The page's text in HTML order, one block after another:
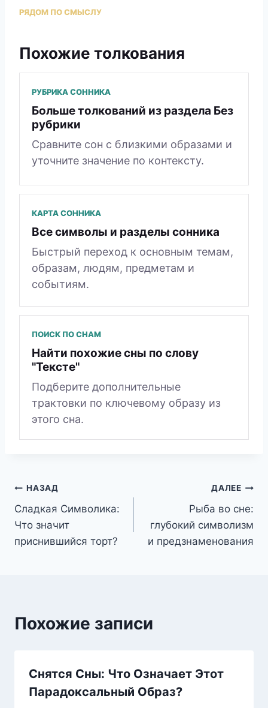
РЯДОМ ПО СМЫСЛУ
Похожие толкования
РУБРИКА СОННИКА
Больше толкований из раздела Без
рубрики
Сравните сон с близкими образами и
уточните значение по контексту.
КАРТА СОННИКА
Все символы и разделы сонника
Быстрый переход к основным темам,
образам, людям, предметам и
событиям.
ПОИСК ПО СНАМ
Найти похожие сны по слову
"Тексте"
Подберите дополнительные
трактовки по ключевому образу из
этого сна.
Навигация
по
записям
НАЗАД
Сладкая Символика:
Что значит
приснившийся торт?
ДАЛЕЕ
Рыба во сне:
глубокий символизм
и предзнаменования
Похожие записи
Снятся Сны: Что Означает Этот
Парадоксальный Образ?